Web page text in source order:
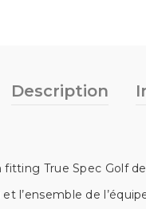
Description
True Spec Golf
l’ensemble de